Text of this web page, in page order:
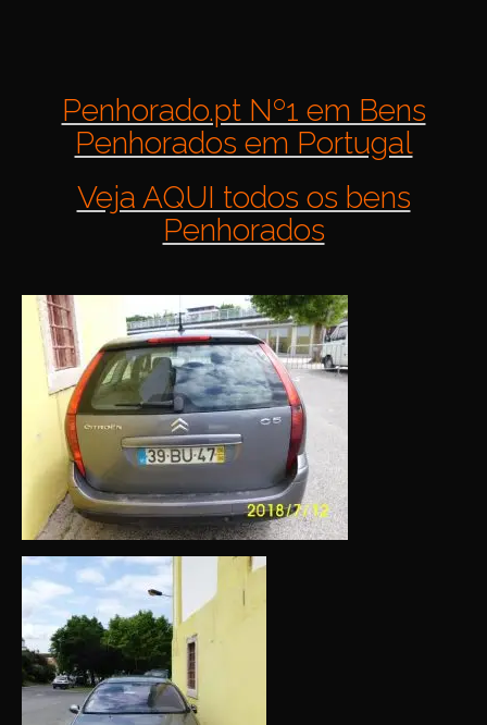
Penhorado.pt Nº1 em Bens
Penhorados em Portugal
Veja AQUI todos os bens
Penhorados